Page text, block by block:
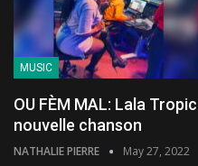
MUSIC
OU FÈM MAL: Lala
nouvelle chanson
NATHALIE PIERRE May 27, 2022